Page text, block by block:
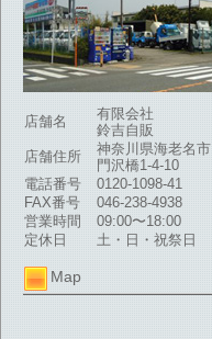
店舗名
有限会社
鈴吉自販
店舗住所
神奈川県海老名市
門沢橋1-4-10
電話番号
0120-1098-41
FAX番号
046-238-4938
営業時間
09:00〜18:00
定休日
土・日・祝祭日
Map